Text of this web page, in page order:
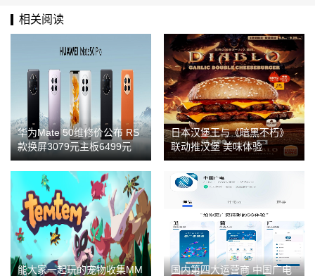
相关阅读
华为Mate 50维修价公布 RS
款换屏3079元主板6499元
日本汉堡王与《暗黑不朽》
联动推汉堡 美味体验
能大家一起玩的宠物收集MM
国内第四大运营商 中国广电